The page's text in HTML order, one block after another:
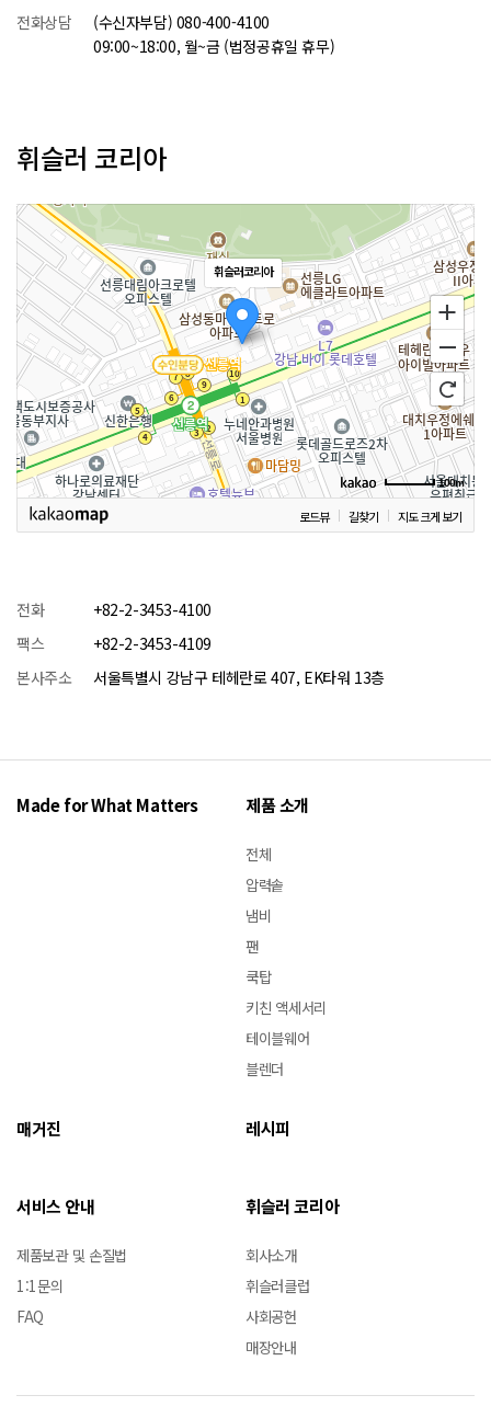
전화상담
(수신자부담) 080-400-4100
09:00~18:00, 월~금 (법정공휴일 휴무)
휘슬러 코리아
휘슬러코리아
100m
로드뷰 길찾기 지도 크게 보기
전화
+82-2-3453-4100
팩스
+82-2-3453-4109
본사주소
서울특별시 강남구 테헤란로 407, EK타워 13층
Made for What Matters 제품 소개
전체
압력솥
냄비
팬
쿡탑
키친 액세서리
테이블웨어
블렌더
매거진 레시피
서비스 안내
제품보관 및 손질법
1:1문의
FAQ
휘슬러 코리아
회사소개
휘슬러클럽
사회공헌
매장안내